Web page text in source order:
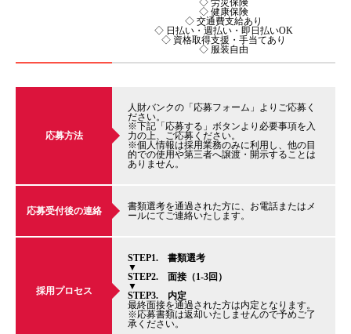
◇ 労災保険
◇ 健康保険
◇ 交通費支給あり
◇ 日払い・週払い・即日払いOK
◇ 資格取得支援・手当てあり
◇ 服装自由
応募方法
人財バンクの「応募フォーム」よりご応募く
ださい。
※下記「応募する」ボタンより必要事項を入
力の上、ご応募ください。
※個人情報は採用業務のみに利用し、他の目
的での使用や第三者へ譲渡・開示することは
ありません。
応募受付後の連絡
書類選考を通過された方に、お電話またはメ
ールにてご連絡いたします。
採用プロセス
STEP1. 書類選考
▼
STEP2. 面接（1-3回）
▼
STEP3. 内定
最終面接を通過された方は内定となります。
※応募書類は返却いたしませんので予めご了
承ください。